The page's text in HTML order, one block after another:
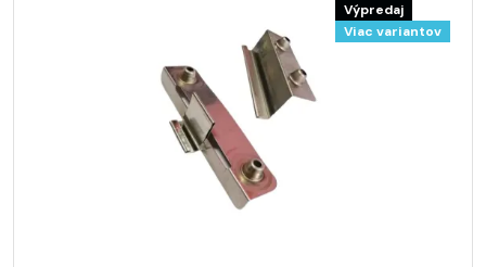
Výpredaj
Viac variantov